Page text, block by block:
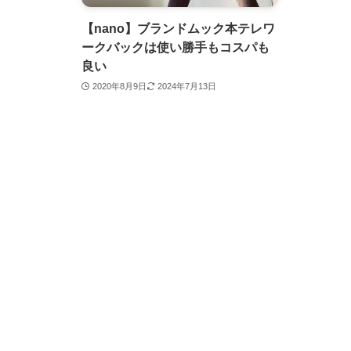
【nano】ブランドムック本テレワ
ークバックは使い勝手もコスパも
良い
2020年8月9日 2024年7月13日